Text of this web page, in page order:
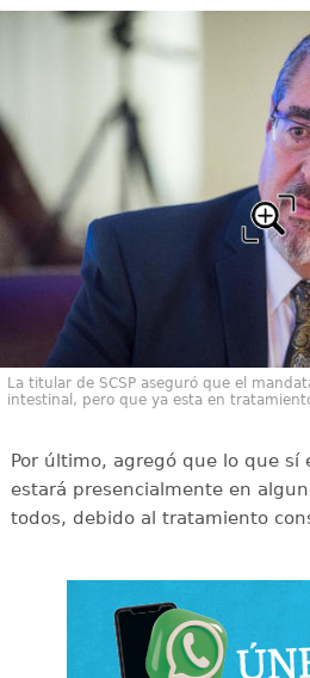
La titular de SCSP aseguró que el
intestinal, pero que ya esta en
Por último, agregó que lo que sí
estará presencialmente en
todos, debido al tratamiento